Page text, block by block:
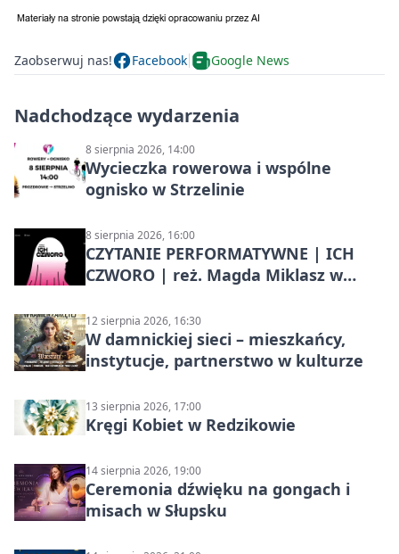
Zaobserwuj nas! Facebook Google News
Nadchodzące wydarzenia
8 sierpnia 2026, 14:00
Wycieczka rowerowa i wspólne
ognisko w Strzelinie
8 sierpnia 2026, 16:00
CZYTANIE PERFORMATYWNE | ICH
CZWORO | reż. Magda Miklasz w
12 sierpnia 2026, 16:30
W damnickiej sieci – mieszkańcy,
instytucje, partnerstwo w kulturze
13 sierpnia 2026, 17:00
Kręgi Kobiet w Redzikowie
14 sierpnia 2026, 19:00
Ceremonia dźwięku na gongach i
misach w Słupsku